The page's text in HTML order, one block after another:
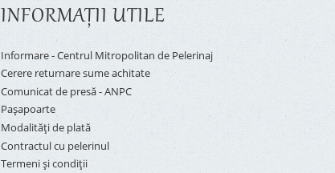
INFORMAŢII UTILE
Informare - Centrul Mitropolitan de Pelerinaj
Cerere returnare sume achitate
Comunicat de presă - ANPC
Pașapoarte
Modalități de plată
Contractul cu pelerinul
Termeni și condiții